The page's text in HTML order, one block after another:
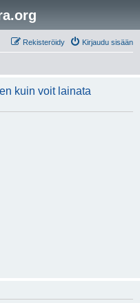
Kirjaudu sisään
Rekisteröidy
kuin voit lainata